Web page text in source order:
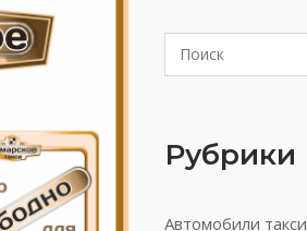
Рубрики
Автомобили такси